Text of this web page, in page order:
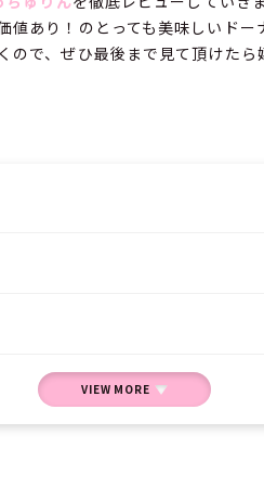
あり！のとっても美味しいドー
ので、ぜひ最後まで見て頂けた
VIEW MORE